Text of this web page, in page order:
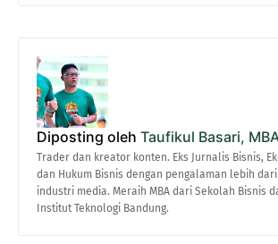
Diposting oleh Taufikul Basari,
Trader dan kreator konten. Eks Jurnalis Bisnis,
dan Hukum Bisnis dengan pengalaman lebih
industri media. Meraih MBA dari Sekolah Bisnis
Institut Teknologi Bandung.